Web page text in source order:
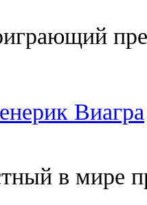
Виагра
в мире